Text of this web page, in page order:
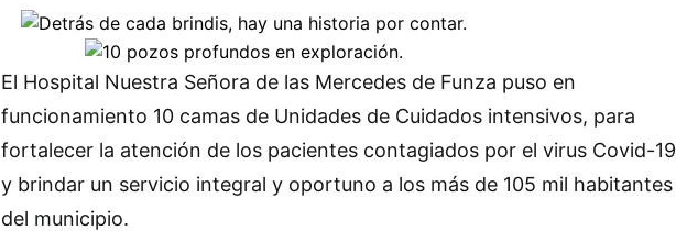
El Hospital Nuestra Señora de las Mercedes de Funza puso en
funcionamiento 10 camas de Unidades de Cuidados intensivos, para
fortalecer la atención de los pacientes contagiados por el virus Covid-19
y brindar un servicio integral y oportuno a los más de 105 mil habitantes
del municipio.